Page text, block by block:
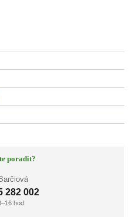
poradit?
282 002
hod.